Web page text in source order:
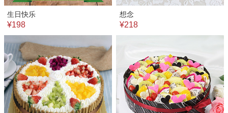
生日快乐
¥198
想念
¥218